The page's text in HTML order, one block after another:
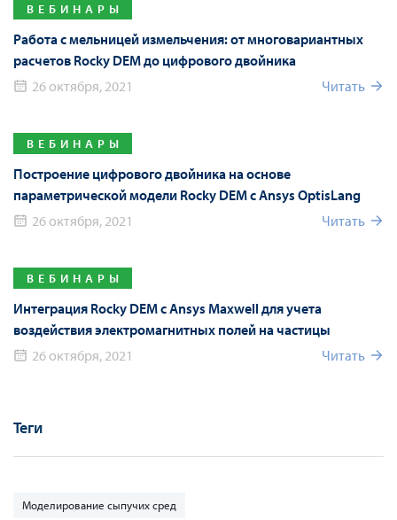
ВЕБИНАРЫ
Работа с мельницей измельчения: от многовариантных
расчетов Rocky DEM до цифрового двойника
26 октября, 2021
Читать
ВЕБИНАРЫ
Построение цифрового двойника на основе
параметрической модели Rocky DEM с Ansys OptisLang
26 октября, 2021
Читать
ВЕБИНАРЫ
Интеграция Rocky DEM с Ansys Maxwell для учета
воздействия электромагнитных полей на частицы
26 октября, 2021
Читать
Теги
Моделирование сыпучих сред